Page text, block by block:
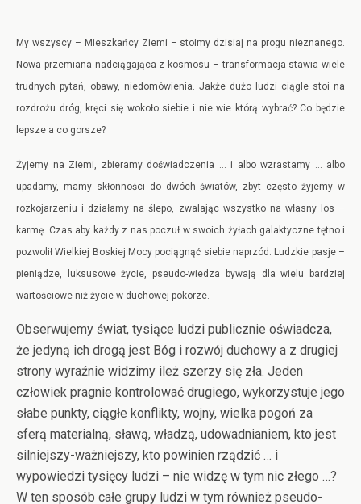
My wszyscy – Mieszkańcy Ziemi – stoimy dzisiaj na progu nieznanego.
Nowa przemiana nadciągająca z kosmosu – transformacja stawia wiele
trudnych pytań, obawy, niedomówienia. Jakże dużo ludzi ciągle stoi na
rozdrożu dróg, kręci się wokoło siebie i nie wie którą wybrać? Co będzie
lepsze a co gorsze?
Żyjemy na Ziemi, zbieramy doświadczenia … i albo wzrastamy … albo
upadamy, mamy skłonności do dwóch światów, zbyt często żyjemy w
rozkojarzeniu i działamy na ślepo, zwalając wszystko na własny los –
karmę. Czas aby każdy z nas poczuł w swoich żyłach galaktyczne tętno i
pozwolił Wielkiej Boskiej Mocy pociągnąć siebie naprzód. Ludzkie pasje –
pieniądze, luksusowe życie, pseudo-wiedza bywają dla wielu bardziej
wartościowe niż życie w duchowej pokorze.
Obserwujemy świat, tysiące ludzi publicznie oświadcza,
że jedyną ich drogą jest Bóg i rozwój duchowy a z drugiej
strony wyraźnie widzimy ileż szerzy się zła. Jeden
człowiek pragnie kontrolować drugiego, wykorzystuje jego
słabe punkty, ciągłe konflikty, wojny, wielka pogoń za
sferą materialną, sławą, władzą, udowadnianiem, kto jest
silniejszy-ważniejszy, kto powinien rządzić … i
wypowiedzi tysięcy ludzi – nie widzę w tym nic złego …?
W ten sposób całe grupy ludzi w tym również pseudo-